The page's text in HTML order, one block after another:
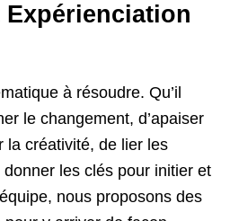
à résoudre. Qu’il
le changement, d’apaiser
la créativité, de lier les
les clés pour initier et
nous proposons des